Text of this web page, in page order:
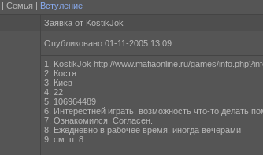
| Семья | Встуление
Заявка от KostikJok
Опубликовано 01-11-2005 13:09
1. KostikJok http://www.mafiaonline.ru/games/
2. Костя
3. Киев
4. 22
5. 106964489
6. Интерестней играть, возможность что-то делать
7. Ознакомился. Согласен.
8. Ежедневно в рабочее время, иногда вечерами
9. см. п. 8